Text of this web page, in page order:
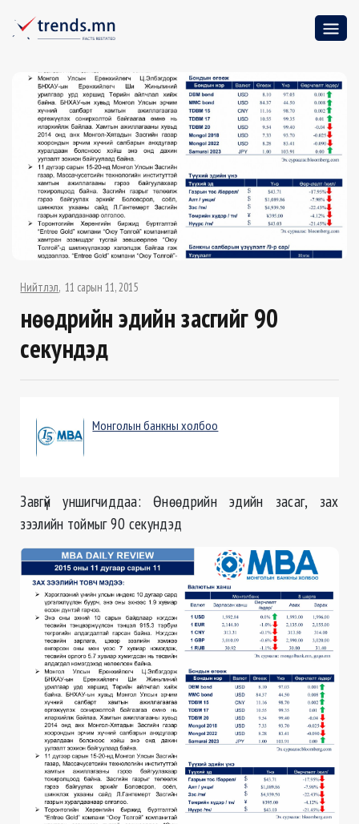
Нийтлэл 11 сарын 11, 2015
Өнөөдрийн эдийн засгийг 90
секундэд
Монголын банкны холбоо
Завгүй уншигчиддаа: Өнөөдрийн эдийн засаг, зах
зээлийн тоймыг 90 секундэд